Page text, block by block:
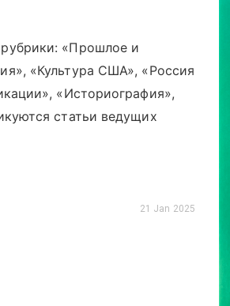
«Прошлое и
«Культура США», «Россия
«Историография»,
статьи ведущих
21 Jan 2025